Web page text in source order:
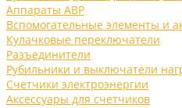
Аппараты АВР
Вспомогательные элементы и
Кулачковые переключатели
Разъединители
Рубильники и выключатели
Счетчики электроэнергии
Аксессуары для счетчиков